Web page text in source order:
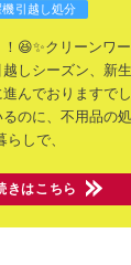
機引越し処分
😆✨クリーンワ
しシーズン、新
んでおりますで
るのに、不用品の
らしで、
きはこちら